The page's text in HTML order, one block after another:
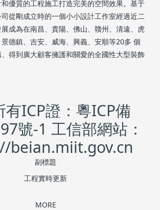
優質的工程施工打造完美的空間效果。基于
從剛成立時的一個小小設計工作室經過近二
成為在南昌、貴陽、佛山、贛州、清遠、虎
德鎮、吉安、威海、興義、安順等20多 個
得到廣大顧客擁護和關愛的全國性大型裝飾
有ICP證：粵ICP備
號-1 工信部網站：
beian.miit.gov.cn
副標題
工程實時更新
MORE